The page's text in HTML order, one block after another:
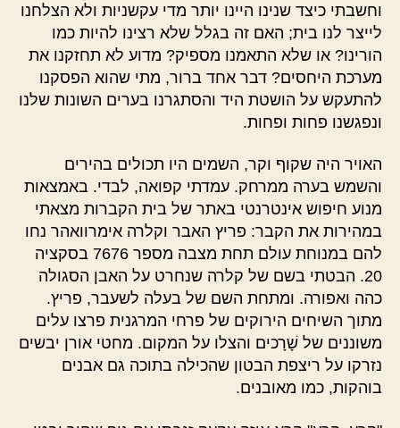
וחשבתי כיצד שנינו היינו יותר מדי עקשניות ולא הצלחנו
לייצר לנו בית; האם זה בגלל שלא רצינו להיות כמו
הורינו? או שלא התאמנו מספיק? מדוע לא תחזקנו את
מערכת היחסים? דבר אחד ברור, מתי שהוא הפסקנו
להתעקש על הושטת היד והסתגרנו בערים השונות שלנו
ונפגשנו פחות ופחות.
האויר היה שקוף וקר, השמים היו תכולים בהירים
והשמש בערה ממרחק. עמדתי קפואה, לבדי. באמצאות
מנוע חיפוש אינטרנטי באתר של בית הקברות מצאתי
במהירות את הקבר: פריץ האבר וקלרה אימרוואהר נחו
להם במנוחת עולם תחת מצבה מספר 7676 בסקציה
20. הבטתי בשם של קלרה שנחרט על האבן הסגולה
כהה ואפורה. ומתחת השם של בעלה לשעבר, פריץ.
מתוך השיחים הירוקים של פרחי המרגנית פרצו עלים
משוננים של שָׁרָכים והצלו על המקום. מחטי אורן יבשים
נזרקו על ריצפת הבטון שהכילה בתוכה גם אבנים
בוהקות, כמו מאובנים.